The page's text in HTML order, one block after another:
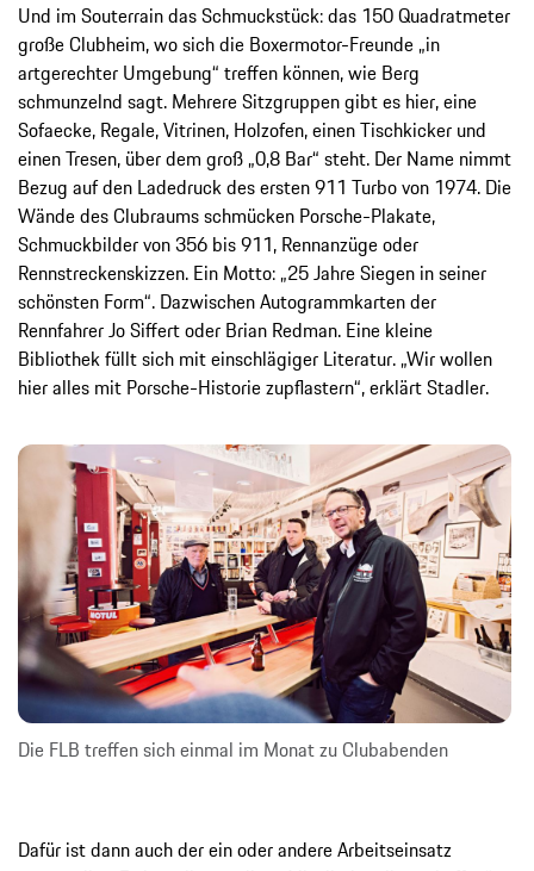
Und im Souterrain das Schmuckstück: das 150 Quadratmeter
große Clubheim, wo sich die Boxermotor-Freunde „in
artgerechter Umgebung“ treffen können, wie Berg
schmunzelnd sagt. Mehrere Sitzgruppen gibt es hier, eine
Sofaecke, Regale, Vitrinen, Holzofen, einen Tischkicker und
einen Tresen, über dem groß „0,8 Bar“ steht. Der Name nimmt
Bezug auf den Ladedruck des ersten 911 Turbo von 1974. Die
Wände des Clubraums schmücken Porsche-Plakate,
Schmuckbilder von 356 bis 911, Rennanzüge oder
Rennstreckenskizzen. Ein Motto: „25 Jahre Siegen in seiner
schönsten Form“. Dazwischen Autogrammkarten der
Rennfahrer Jo Siffert oder Brian Redman. Eine kleine
Bibliothek füllt sich mit einschlägiger Literatur. „Wir wollen
hier alles mit Porsche-Historie zupflastern“, erklärt Stadler.
Die FLB treffen sich einmal im Monat zu Clubabenden
Dafür ist dann auch der ein oder andere Arbeitseinsatz